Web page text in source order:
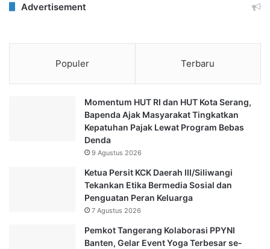
Advertisement
Populer Terbaru
Momentum HUT RI dan HUT Kota Serang,
Bapenda Ajak Masyarakat Tingkatkan
Kepatuhan Pajak Lewat Program Bebas
Denda
9 Agustus 2026
Ketua Persit KCK Daerah III/Siliwangi
Tekankan Etika Bermedia Sosial dan
Penguatan Peran Keluarga
7 Agustus 2026
Pemkot Tangerang Kolaborasi PPYNI
Banten, Gelar Event Yoga Terbesar se-